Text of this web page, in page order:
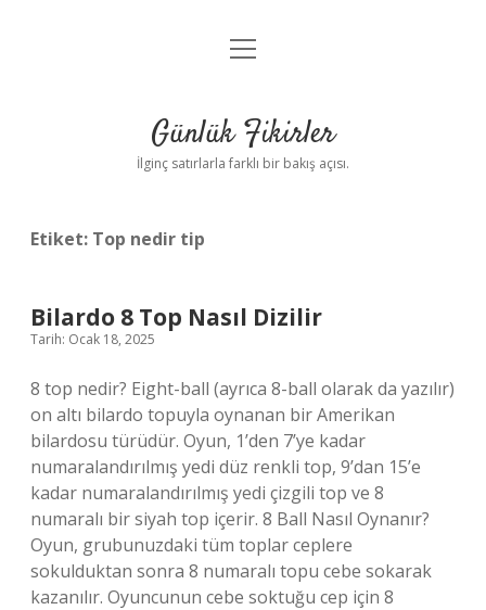
Anasayfa
Yasal Uyarı
menüyü
Günlük Fikirler
İlginç satırlarla farklı bir bakış açısı.
Etiket: Top nedir tip
Bilardo 8 Top Nasıl Dizilir
Tarih: Ocak 18, 2025
8 top nedir? Eight-ball (ayrıca 8-ball olarak da yazılır)
on altı bilardo topuyla oynanan bir Amerikan
bilardosu türüdür. Oyun, 1’den 7’ye kadar
numaralandırılmış yedi düz renkli top, 9’dan 15’e
kadar numaralandırılmış yedi çizgili top ve 8
numaralı bir siyah top içerir. 8 Ball Nasıl Oynanır?
Oyun, grubunuzdaki tüm toplar ceplere
sokulduktan sonra 8 numaralı topu cebe sokarak
kazanılır. Oyuncunun cebe soktuğu cep için 8